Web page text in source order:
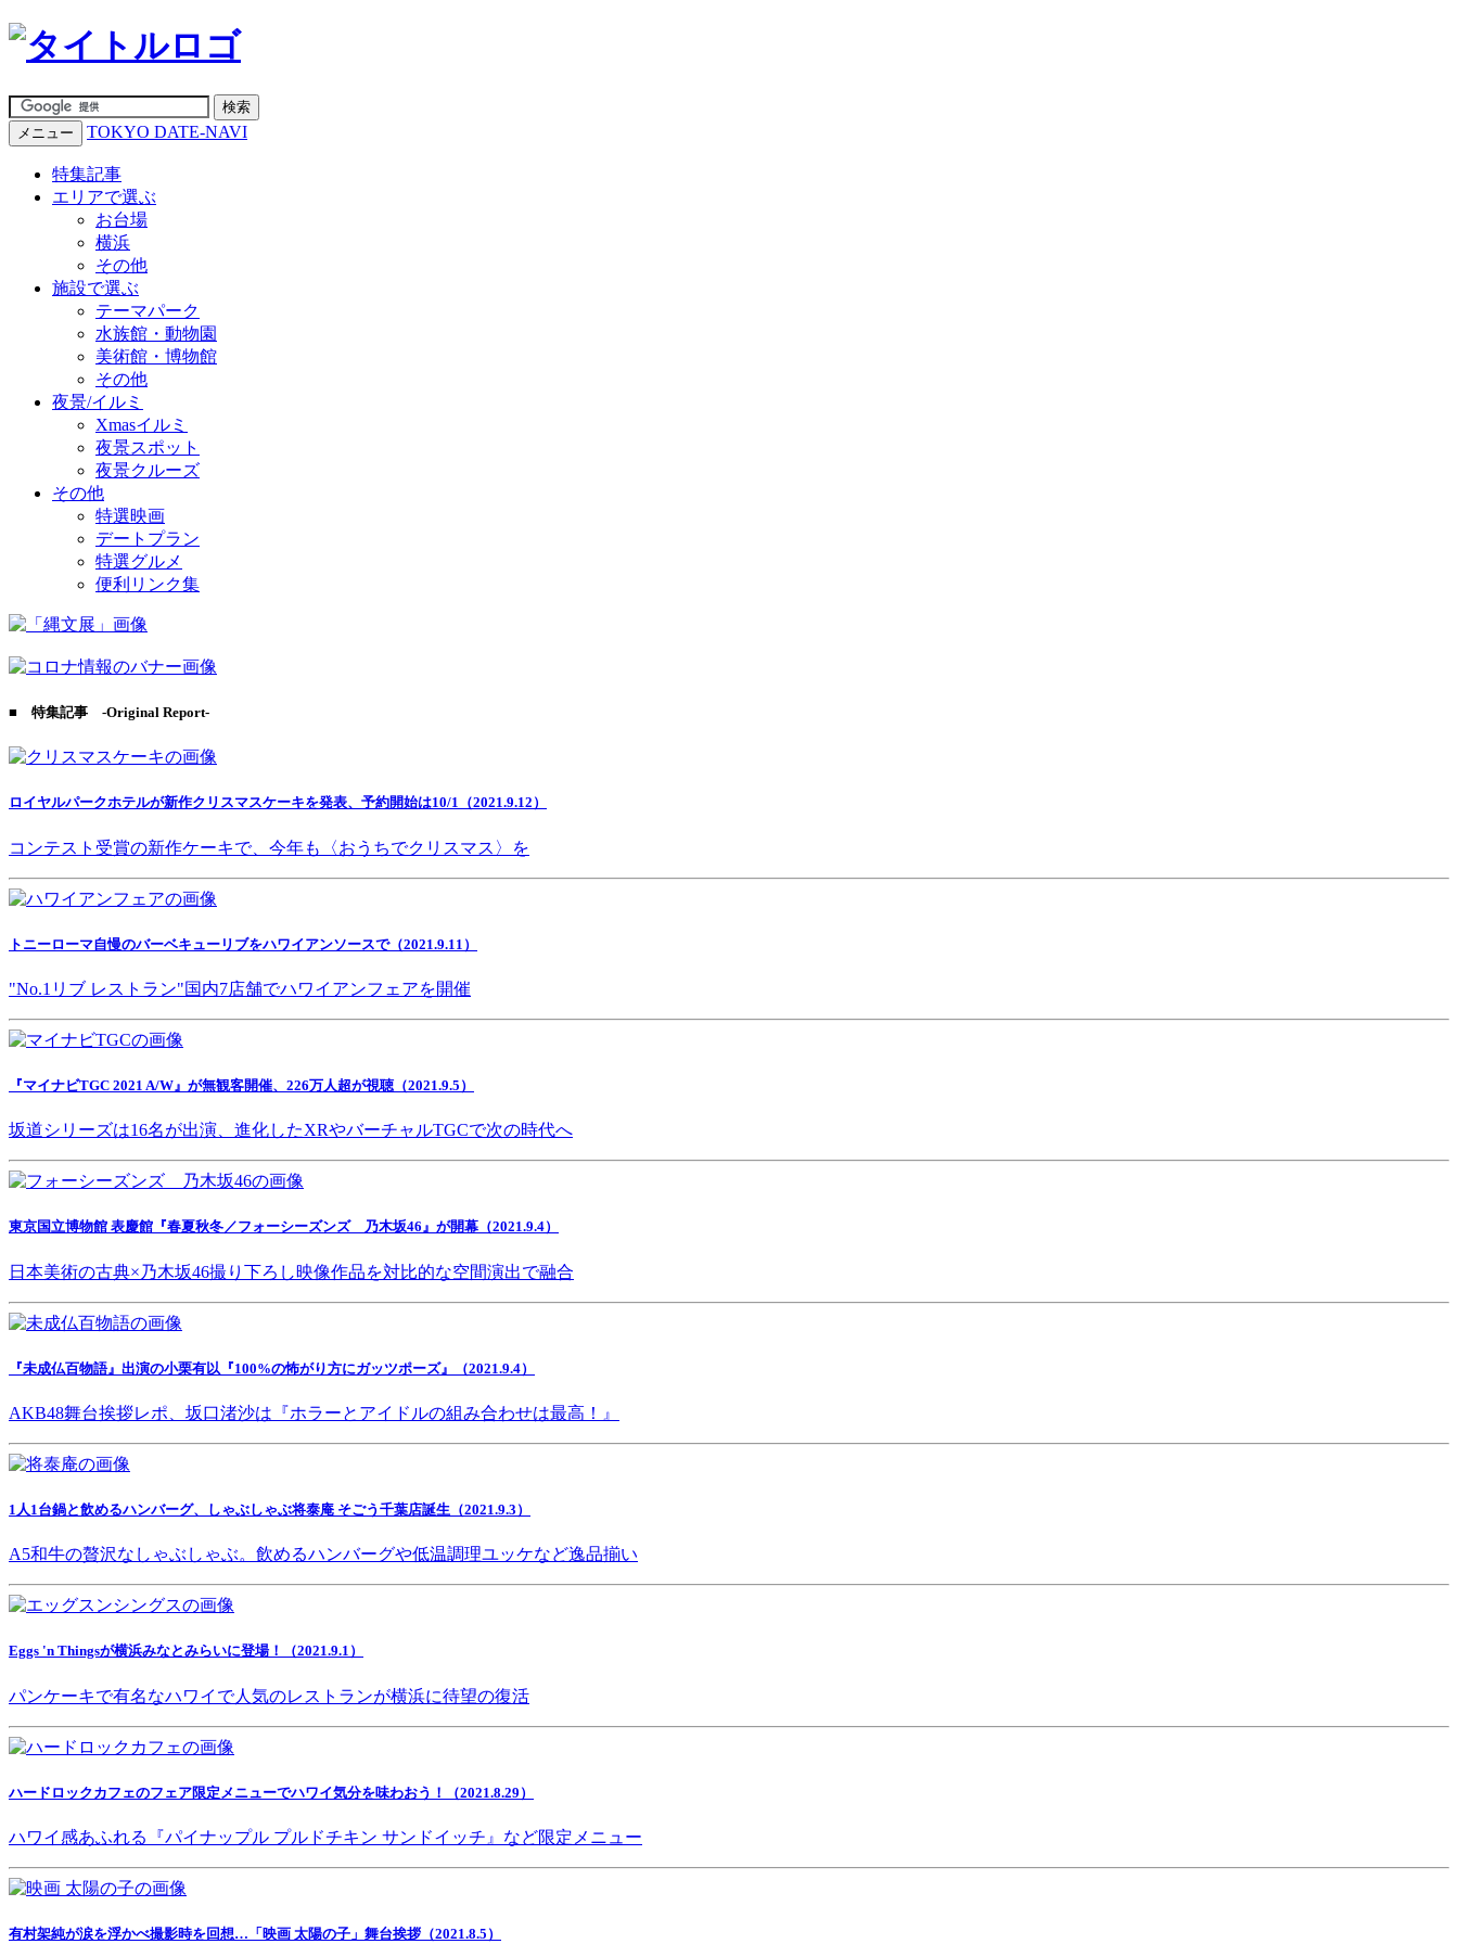
メニュー TOKYO DATE-NAVI
特集記事
エリアで選ぶ
お台場
横浜
その他
施設で選ぶ
テーマパーク
水族館・動物園
美術館・博物館
その他
夜景/イルミ
Xmasイルミ
夜景スポット
夜景クルーズ
その他
特選映画
デートプラン
特選グルメ
便利リンク集
■ 特集記事 -Original Report-
ロイヤルパークホテルが新作クリスマスケーキを発表、予約開始は10/1（2021.9.12）
コンテスト受賞の新作ケーキで、今年も〈おうちでクリスマス〉を
トニーローマ自慢のバーベキューリブをハワイアンソースで（2021.9.11）
"No.1リブ レストラン"国内7店舗でハワイアンフェアを開催
『マイナビTGC 2021 A/W』が無観客開催、226万人超が視聴（2021.9.5）
坂道シリーズは16名が出演、進化したXRやバーチャルTGCで次の時代へ
東京国立博物館 表慶館『春夏秋冬／フォーシーズンズ 乃木坂46』が開幕（2021.9.4）
日本美術の古典×乃木坂46撮り下ろし映像作品を対比的な空間演出で融合
『未成仏百物語』出演の小栗有以『100%の怖がり方にガッツポーズ』（2021.9.4）
AKB48舞台挨拶レポ、坂口渚沙は『ホラーとアイドルの組み合わせは最高！』
1人1台鍋と飲めるハンバーグ、しゃぶしゃぶ将泰庵 そごう千葉店誕生（2021.9.3）
A5和牛の贅沢なしゃぶしゃぶ。飲めるハンバーグや低温調理ユッケなど逸品揃い
Eggs 'n Thingsが横浜みなとみらいに登場！（2021.9.1）
パンケーキで有名なハワイで人気のレストランが横浜に待望の復活
ハードロックカフェのフェア限定メニューでハワイ気分を味わおう！（2021.8.29）
ハワイ感あふれる『パイナップル プルドチキン サンドイッチ』など限定メニュー
有村架純が涙を浮かべ撮影時を回想…「映画 太陽の子」舞台挨拶（2021.8.5）